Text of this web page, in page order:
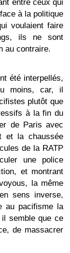
entre ceux qui
à la politique
voulaient faire
ils ne sont
au contraire.
été interpellés,
moins, car, il
plutôt que
à la fin du
de Paris avec
et la chaussée
de la RATP
une police
et montrant
la même
sens inverse,
au pacifisme la
semble que ce
de massacrer